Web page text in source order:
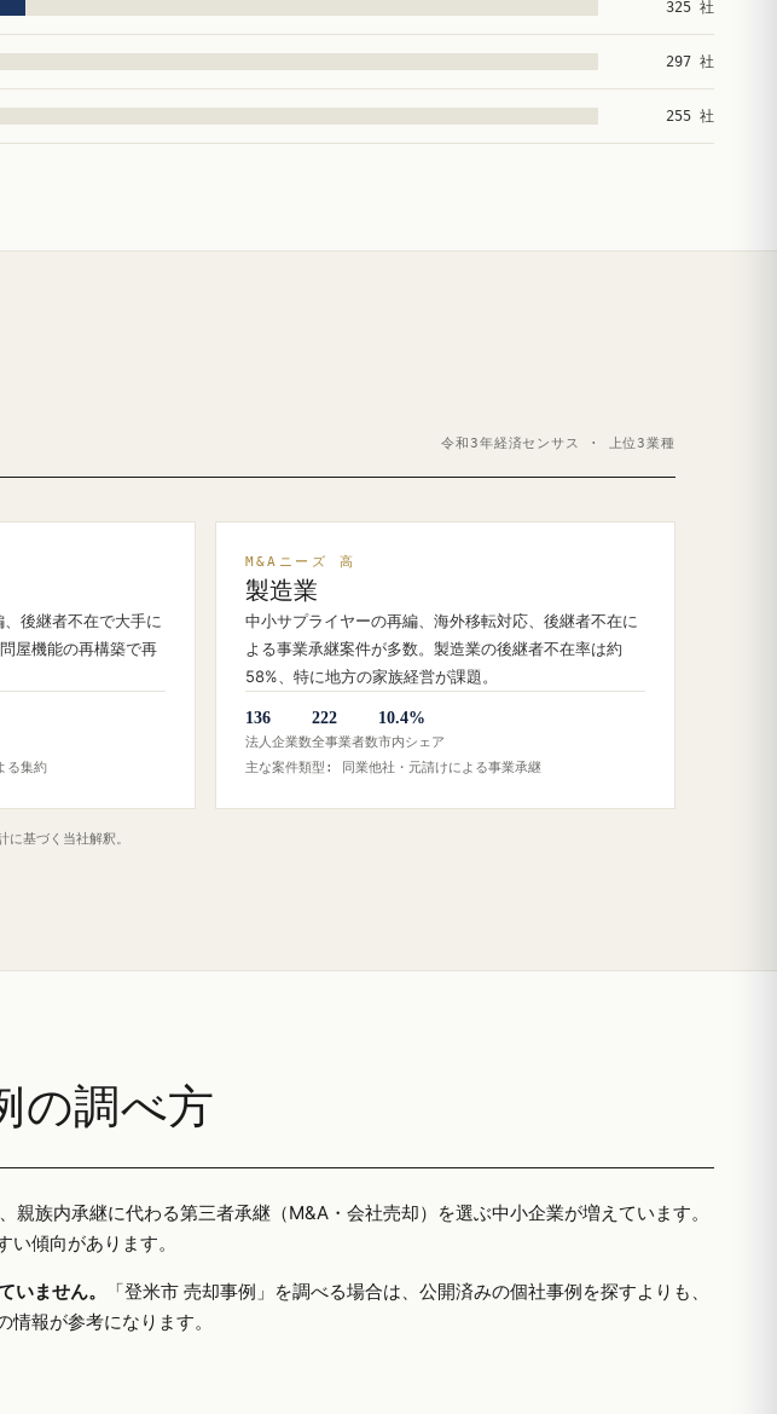
325 社
297 社
255 社
令和3年経済センサス · 上位3業種
後継者不在で大手に
屋機能の再構築で再
る集約
M&Aニーズ 高
製造業
中小サプライヤーの再編、海外移転対応、後継者不在に
よる事業承継案件が多数。製造業の後継者不在率は約
58%、特に地方の家族経営が課題。
136
法人企業数
222
全事業者数
10.4%
市内シェア
主な案件類型: 同業他社・元請けによる事業承継
基づく当社解釈。
の調べ方
族内承継に代わる第三者承継（M&A・会社売却）を選ぶ中小企業が増えています。
傾向があります。
いません。
「登米市 売却事例」を調べる場合は、公開済みの個社事例を探すよりも、
報が参考になります。